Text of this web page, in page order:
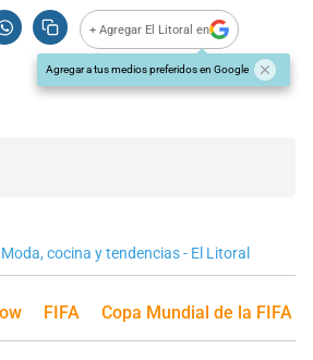
+ Agregar El Litoral en
Agregar a tus medios preferidos en Google
cocina y tendencias - El Litoral
FIFA Copa Mundial de la FIFA